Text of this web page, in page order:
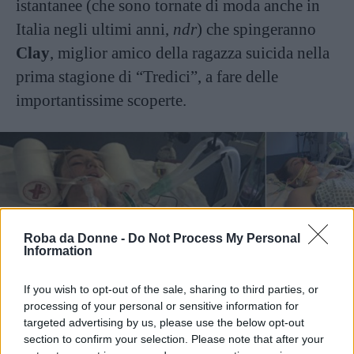
Roba da Donne - Do Not Process My Personal
Information
If you wish to opt-out of the sale, sharing to third parties, or
processing of your personal or sensitive information for
targeted advertising by us, please use the below opt-out
section to confirm your selection. Please note that after your
istantanee (che sono tornate di moda anche in
Italia negli ultimi anni, ndr) che spingeranno
Clay, miglior amico della ragazza suicida nella
prima stagione di “Tredici”, a fare delle
importantissime scoperte.
Vi Raccomandiamo...
"Questa è mia figlia poco prima di
morire": il disperato gesto di un padre